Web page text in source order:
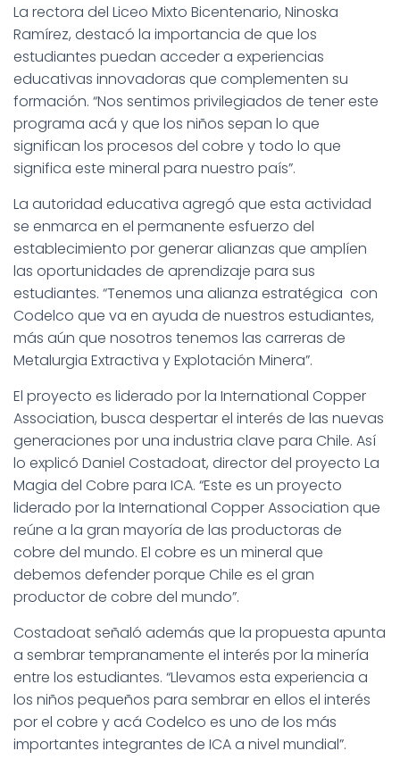
La rectora del Liceo Mixto Bicentenario, Ninoska
Ramírez, destacó la importancia de que los
estudiantes puedan acceder a experiencias
educativas innovadoras que complementen su
formación. “Nos sentimos privilegiados de tener este
programa acá y que los niños sepan lo que
significan los procesos del cobre y todo lo que
significa este mineral para nuestro país”.
La autoridad educativa agregó que esta actividad
se enmarca en el permanente esfuerzo del
establecimiento por generar alianzas que amplíen
las oportunidades de aprendizaje para sus
estudiantes. “Tenemos una alianza estratégica con
Codelco que va en ayuda de nuestros estudiantes,
más aún que nosotros tenemos las carreras de
Metalurgia Extractiva y Explotación Minera”.
El proyecto es liderado por la International Copper
Association, busca despertar el interés de las nuevas
generaciones por una industria clave para Chile. Así
lo explicó Daniel Costadoat, director del proyecto La
Magia del Cobre para ICA. “Este es un proyecto
liderado por la International Copper Association que
reúne a la gran mayoría de las productoras de
cobre del mundo. El cobre es un mineral que
debemos defender porque Chile es el gran
productor de cobre del mundo”.
Costadoat señaló además que la propuesta apunta
a sembrar tempranamente el interés por la minería
entre los estudiantes. “Llevamos esta experiencia a
los niños pequeños para sembrar en ellos el interés
por el cobre y acá Codelco es uno de los más
importantes integrantes de ICA a nivel mundial”.